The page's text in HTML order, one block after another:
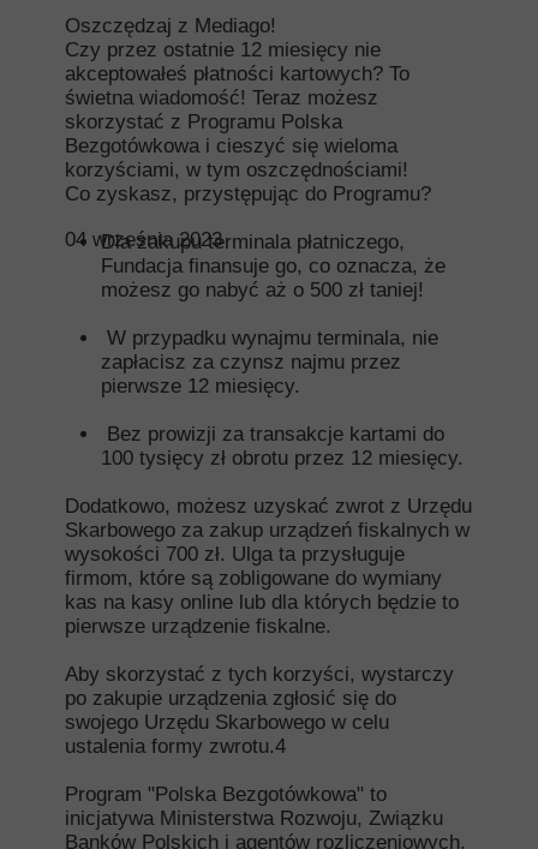
04 września 2023
Oszczędzaj z Mediago!
Czy przez ostatnie 12 miesięcy nie
akceptowałeś płatności kartowych? To
świetna wiadomość! Teraz możesz
skorzystać z Programu Polska
Bezgotówkowa i cieszyć się wieloma
korzyściami, w tym oszczędnościami!
Co zyskasz, przystępując do Programu?
Dla zakupu terminala płatniczego,
Fundacja finansuje go, co oznacza, że
możesz go nabyć aż o 500 zł taniej!
W przypadku wynajmu terminala, nie
zapłacisz za czynsz najmu przez
pierwsze 12 miesięcy.
Bez prowizji za transakcje kartami do
100 tysięcy zł obrotu przez 12 miesięcy.
Dodatkowo, możesz uzyskać zwrot z Urzędu
Skarbowego za zakup urządzeń fiskalnych w
wysokości 700 zł. Ulga ta przysługuje
firmom, które są zobligowane do wymiany
kas na kasy online lub dla których będzie to
pierwsze urządzenie fiskalne.
Aby skorzystać z tych korzyści, wystarczy
po zakupie urządzenia zgłosić się do
swojego Urzędu Skarbowego w celu
ustalenia formy zwrotu.4
Program "Polska Bezgotówkowa" to
inicjatywa Ministerstwa Rozwoju, Związku
Banków Polskich i agentów rozliczeniowych.